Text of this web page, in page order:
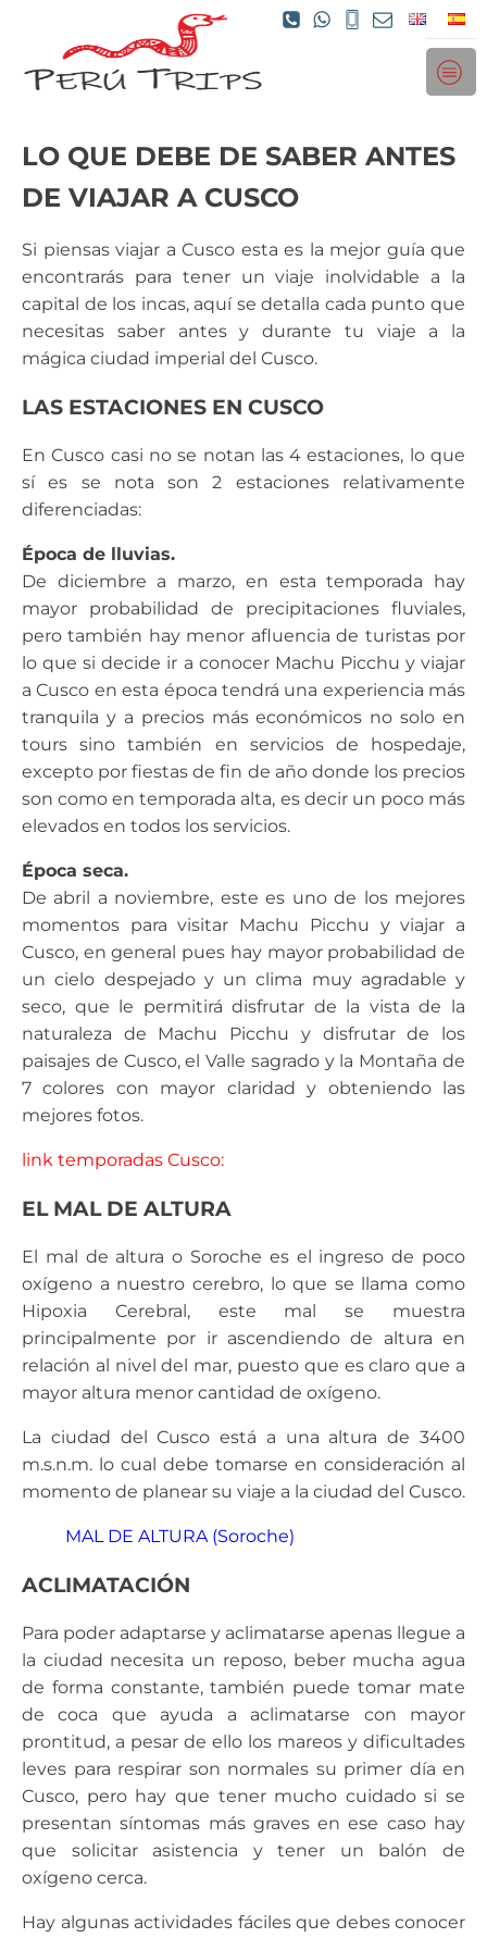
LO QUE DEBE DE SABER ANTES
DE VIAJAR A CUSCO
Si piensas viajar a Cusco esta es la mejor guía que
encontrarás para tener un viaje inolvidable a la
capital de los incas, aquí se detalla cada punto que
necesitas saber antes y durante tu viaje a la
mágica ciudad imperial del Cusco.
LAS ESTACIONES EN CUSCO
En Cusco casi no se notan las 4 estaciones, lo que
sí es se nota son 2 estaciones relativamente
diferenciadas:
Época de lluvias.
De diciembre a marzo, en esta temporada hay
mayor probabilidad de precipitaciones fluviales,
pero también hay menor afluencia de turistas por
lo que si decide ir a conocer Machu Picchu y viajar
a Cusco en esta época tendrá una experiencia más
tranquila y a precios más económicos no solo en
tours sino también en servicios de hospedaje,
excepto por fiestas de fin de año donde los precios
son como en temporada alta, es decir un poco más
elevados en todos los servicios.
Época seca.
De abril a noviembre, este es uno de los mejores
momentos para visitar Machu Picchu y viajar a
Cusco, en general pues hay mayor probabilidad de
un cielo despejado y un clima muy agradable y
seco, que le permitirá disfrutar de la vista de la
naturaleza de Machu Picchu y disfrutar de los
paisajes de Cusco, el Valle sagrado y la Montaña de
7 colores con mayor claridad y obteniendo las
mejores fotos.
link temporadas Cusco:
EL MAL DE ALTURA
El mal de altura o Soroche es el ingreso de poco
oxígeno a nuestro cerebro, lo que se llama como
Hipoxia Cerebral, este mal se muestra
principalmente por ir ascendiendo de altura en
relación al nivel del mar, puesto que es claro que a
mayor altura menor cantidad de oxígeno.
La ciudad del Cusco está a una altura de 3400
m.s.n.m. lo cual debe tomarse en consideración al
momento de planear su viaje a la ciudad del Cusco.
MAL DE ALTURA (Soroche)
ACLIMATACIÓN
Para poder adaptarse y aclimatarse apenas llegue a
la ciudad necesita un reposo, beber mucha agua
de forma constante, también puede tomar mate
de coca que ayuda a aclimatarse con mayor
prontitud, a pesar de ello los mareos y dificultades
leves para respirar son normales su primer día en
Cusco, pero hay que tener mucho cuidado si se
presentan síntomas más graves en ese caso hay
que solicitar asistencia y tener un balón de
oxígeno cerca.
Hay algunas actividades fáciles que debes conocer